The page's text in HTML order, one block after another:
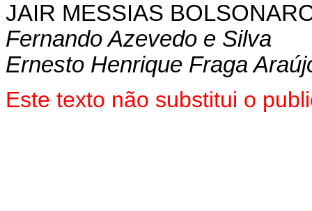
JAIR MESSIAS
Fernando Azevedo e Silva
Ernesto Henrique Fraga
Este texto não substitui o